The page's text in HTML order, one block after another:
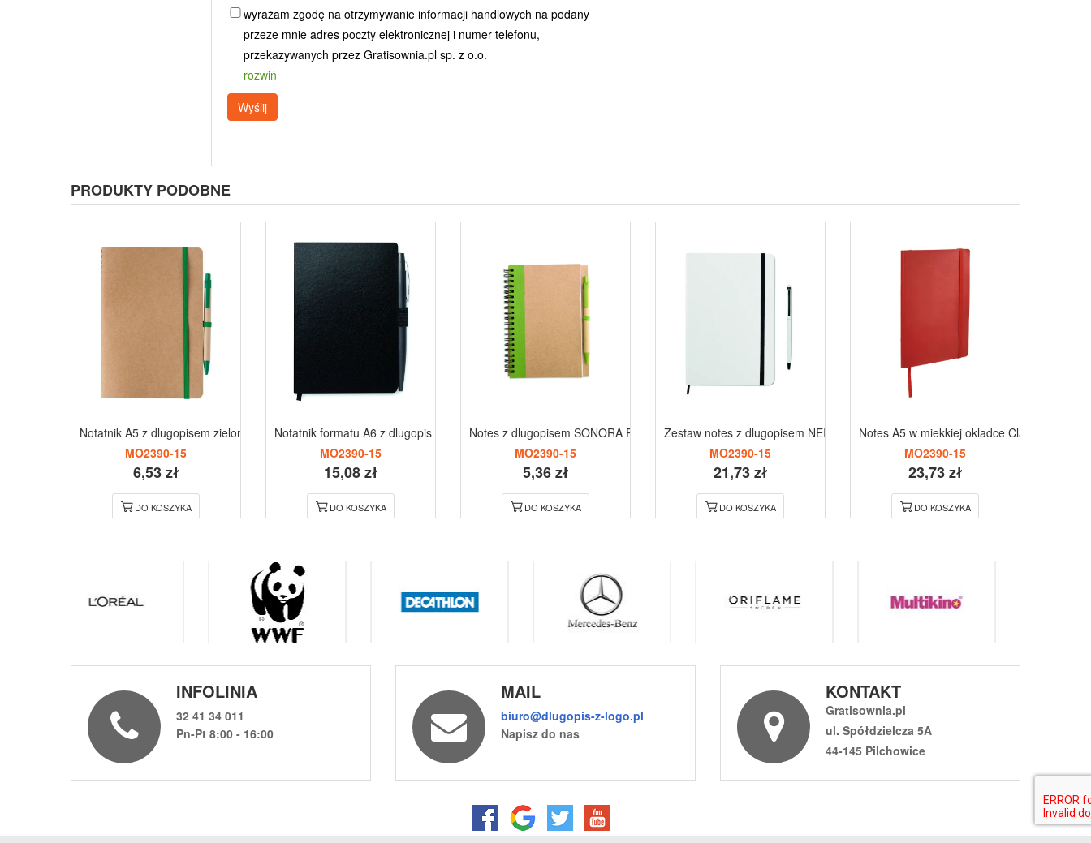
wyrażam zgodę na otrzymywanie informacji handlowych na podany
przeze mnie adres poczty elektronicznej i numer telefonu,
przekazywanych przez Gratisownia.pl sp. z o.o.
rozwiń
Wyślij
PRODUKTY PODOBNE
Notatnik A5 z dlugopisem zielony
MO2390-15
6,53 zł
DO KOSZYKA
Notatnik formatu A6 z dlugopis NOTALUX
MO2390-15
15,08 zł
DO KOSZYKA
Notes z dlugopisem SONORA PLUS
MO2390-15
5,36 zł
DO KOSZYKA
Zestaw notes z dlugopisem NEILO SET biały
MO2390-15
21,73 zł
DO KOSZYKA
Notes A5 w miekkiej okladce Classic
MO2390-15
23,73 zł
DO KOSZYKA
INFOLINIA
32 41 34 011
Pn-Pt 8:00 - 16:00
MAIL
biuro@dlugopis-z-logo.pl
Napisz do nas
KONTAKT
Gratisownia.pl
ul. Spółdzielcza 5A
44-145 Pilchowice